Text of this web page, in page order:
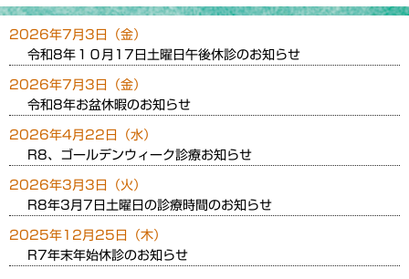
2026年7月3日（金）
令和8年１０月17日土曜日午後休診のお知らせ
2026年7月3日（金）
令和8年お盆休暇のお知らせ
2026年4月22日（水）
R8、ゴールデンウィーク診療お知らせ
2026年3月3日（火）
R8年3月7日土曜日の診療時間のお知らせ
2025年12月25日（木）
R7年末年始休診のお知らせ